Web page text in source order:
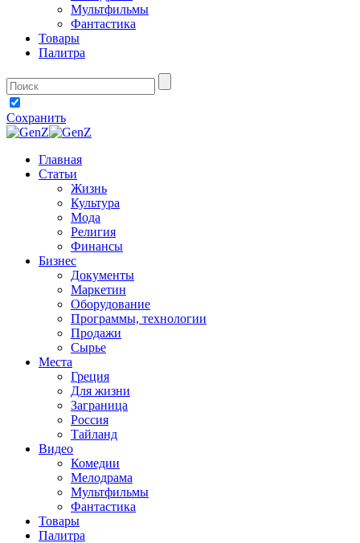
Мультфильмы
Фантастика
Товары
Палитра
Сохранить
Главная
Статьи
Жизнь
Культура
Мода
Религия
Финансы
Бизнес
Документы
Маркетин
Оборудование
Программы, технологии
Продажи
Сырье
Места
Греция
Для жизни
Заграница
Россия
Тайланд
Видео
Комедии
Мелодрама
Мультфильмы
Фантастика
Товары
Палитра